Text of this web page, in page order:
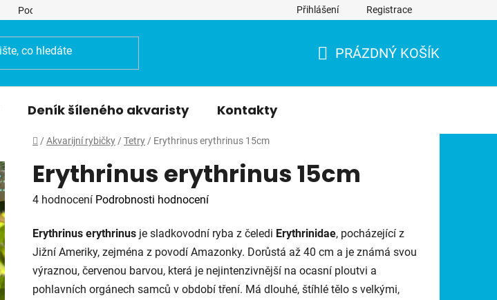
Podmínky ochrany osobních údajů Přihlášení Registrace
PRÁZDNÝ KOŠÍK
Deník šíleného akvaristy Kontakty
Domů
/ Akvarijní rybičky / Tetry / Erythrinus erythrinus 15cm
Erythrinus erythrinus 15cm
Průměrné
produktu
je
2,5
z
4 hodnocení Podrobnosti hodnocení
Erythrinus erythrinus je sladkovodní ryba z čeledi Erythrinidae, pocházející z
Jižní Ameriky, zejména z povodí Amazonky. Dorůstá až 40 cm a je známá svou
výraznou, červenou barvou, která je nejintenzivnější na ocasní ploutvi a
pohlavních orgánech samců v období tření. Má dlouhé, štíhlé tělo s velkými,